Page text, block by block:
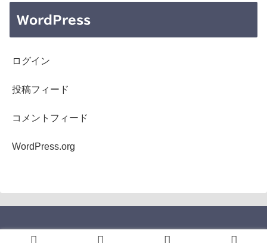
WordPress
ログイン
投稿フィード
コメントフィード
WordPress.org